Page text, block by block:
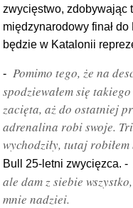
zwycięstwo, zdobywając
międzynarodowy finał
będzie w Katalonii
- Pomimo tego, że na
spodziewałem się
zacięta, aż do ostatniej
adrenalina robi swoje.
wychodziły, tutaj robiłem
Bull 25-letni zwycięzca. -
ale dam z siebie
mnie nadziei.